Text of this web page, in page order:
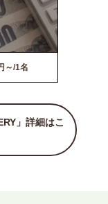
～/1名
」詳細はこ